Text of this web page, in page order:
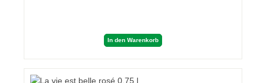
In den Warenkorb